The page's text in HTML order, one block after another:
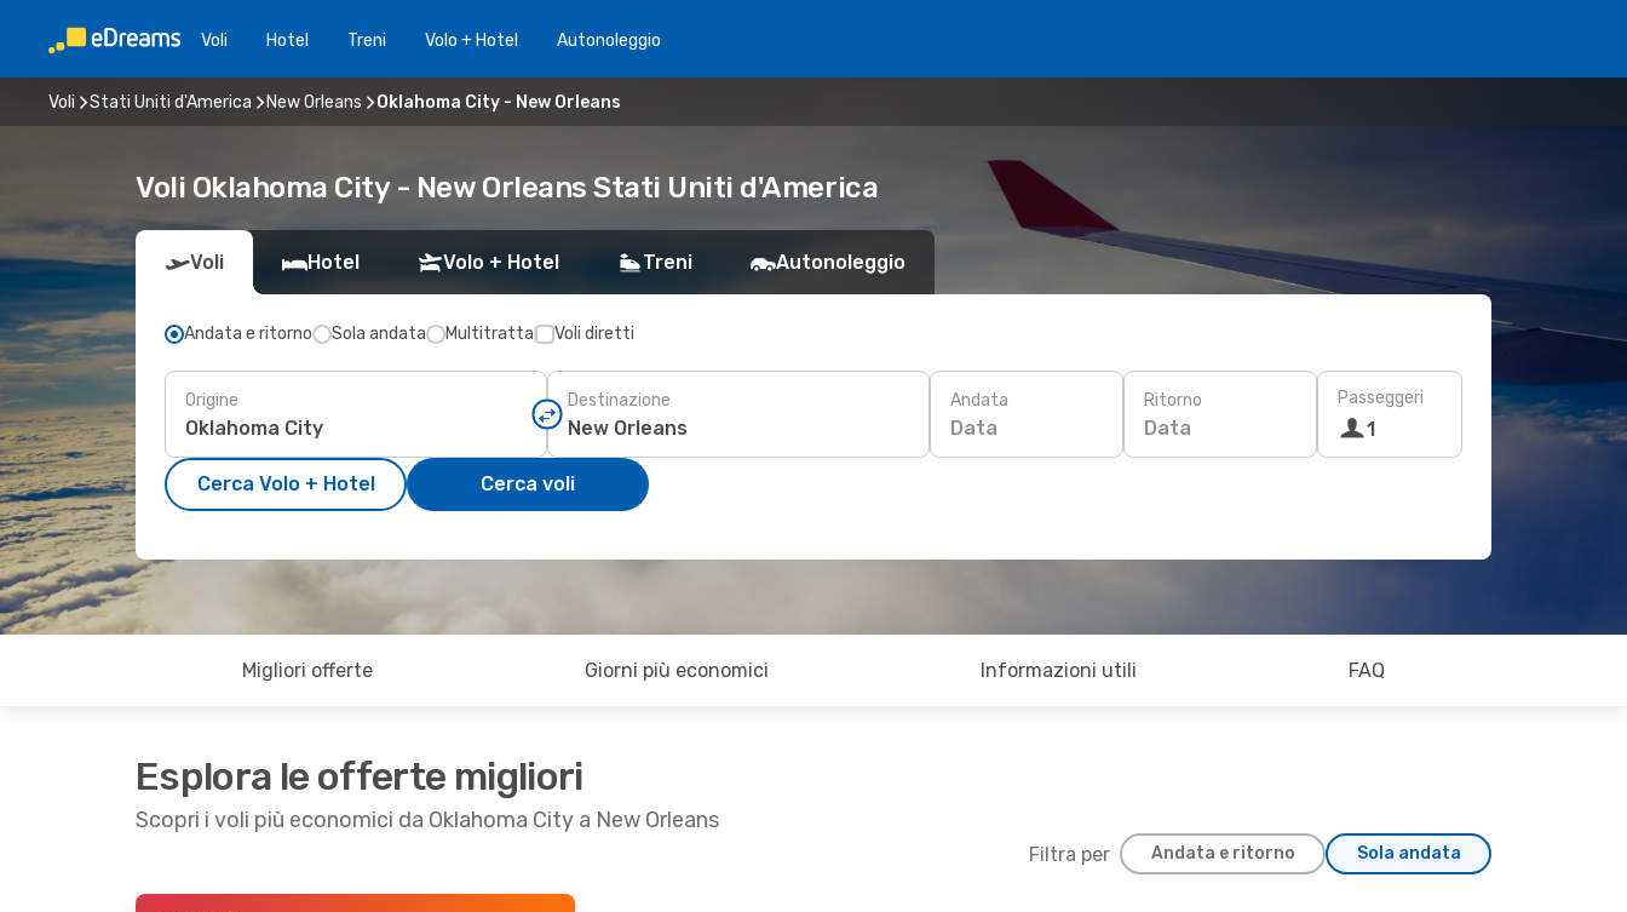
Voli Hotel Treni Volo + Hotel Autonoleggio
Voli Stati Uniti d'America New Orleans Oklahoma City - New Orleans
Voli Oklahoma City - New Orleans Stati Uniti d'America
Voli Hotel Volo + Hotel Treni Autonoleggio
Andata e ritorno Sola andata Multitratta Voli diretti
Origine Destinazione Andata
Data
Ritorno
Data
Passeggeri
1
Cerca Volo + Hotel Cerca voli
Migliori offerte Giorni più economici Informazioni utili FAQ
Esplora le offerte migliori
Scopri i voli più economici da Oklahoma City a New Orleans
Filtra per Andata e ritorno Sola andata